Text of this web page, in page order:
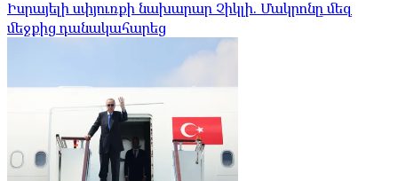
Իսրայելի սփյուռքի նախարար Չիկլի. Մակրոնը մեզ
մեջքից դանակահարեց